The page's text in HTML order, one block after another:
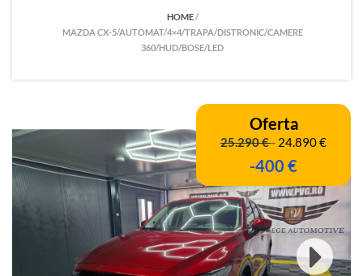
HOME/
MAZDA CX-5/AUTOMAT/4×4/TRAPA/DISTRONIC/CAMERE
360/HUD/BOSE/LED
Oferta
25.290 €- 24.890 €
-400 €